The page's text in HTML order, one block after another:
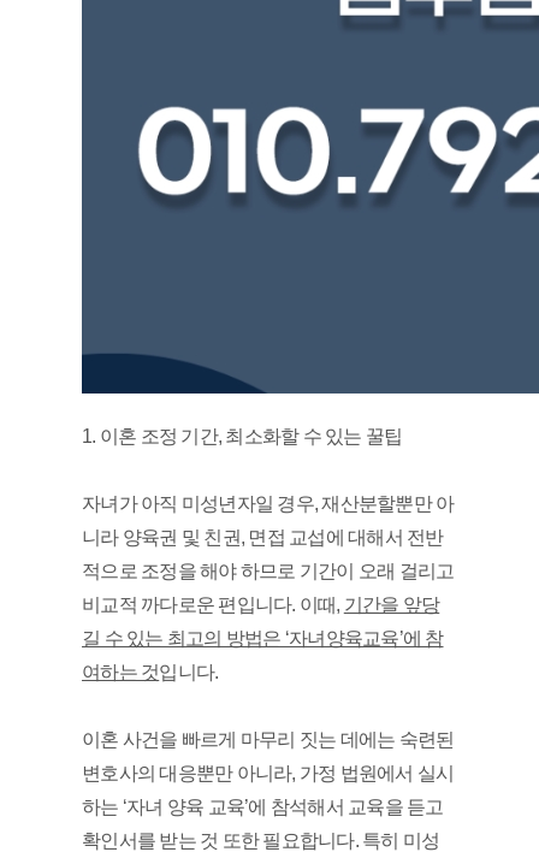
1. 이혼 조정 기간, 최소화할 수 있는 꿀팁
자녀가 아직 미성년자일 경우, 재산분할뿐만 아
니라 양육권 및 친권, 면접 교섭에 대해서 전반
적으로 조정을 해야 하므로 기간이 오래 걸리고
비교적 까다로운 편입니다. 이때, 기간을 앞당
길 수 있는 최고의 방법은 ‘자녀양육교육’에 참
여하는 것입니다.
이혼 사건을 빠르게 마무리 짓는 데에는 숙련된
변호사의 대응뿐만 아니라, 가정 법원에서 실시
하는 ‘자녀 양육 교육’에 참석해서 교육을 듣고
확인서를 받는 것 또한 필요합니다. 특히 미성